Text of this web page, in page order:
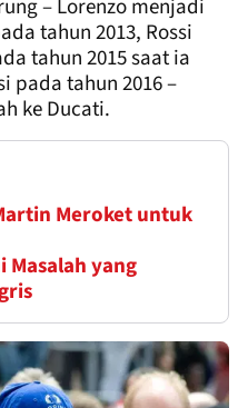
– Lorenzo menjadi
tahun 2013, Rossi
tahun 2015 saat ia
pada tahun 2016 –
ke Ducati.
Meroket untuk
Masalah yang